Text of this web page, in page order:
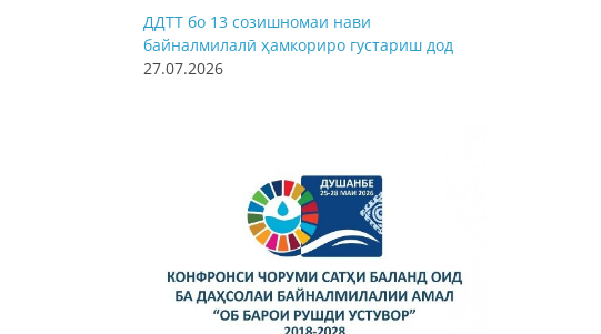
ДДТТ бо 13 созишномаи нави
байналмилалӣ ҳамкориро густариш дод
27.07.2026